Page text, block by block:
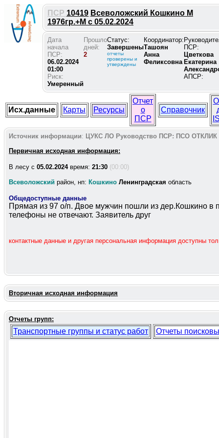
ПСР 10419 Всеволожский Кошкино М
1976гр.+М с 05.02.2024
Дата
начала
ПСР:
06.02.2024
01:00
Риск:
Умеренный
Прошло
дней:
2
Статус:
Завершены
отчеты
проверены и
утверждены
Координатор:
Ташоян
Анна
Феликсовна
ПСР:
Цветкова
Екатерина
АПСР:
Исх.данные Карты Ресурсы
Отчет
о
ПСР
Справочник
Источник информации: ЦУКС ЛО Руководство ПСР: ПСО ОТКЛИК
Первичная исходная информация:
В лесу c 05.02.2024время: 21:30 (00:00)
Всеволожский район, нп: Кошкино Ленинградская область
Общедоступные данные
Прямая из 97 о/п. Двое мужчин пошли из дер.Кошкино в
телефоны не отвечают. Заявитель друг
контактные данные и другая персональная информация доступны
Вторичная исходная информация
Отчеты групп:
Транспортные группы и статус работ Отчеты